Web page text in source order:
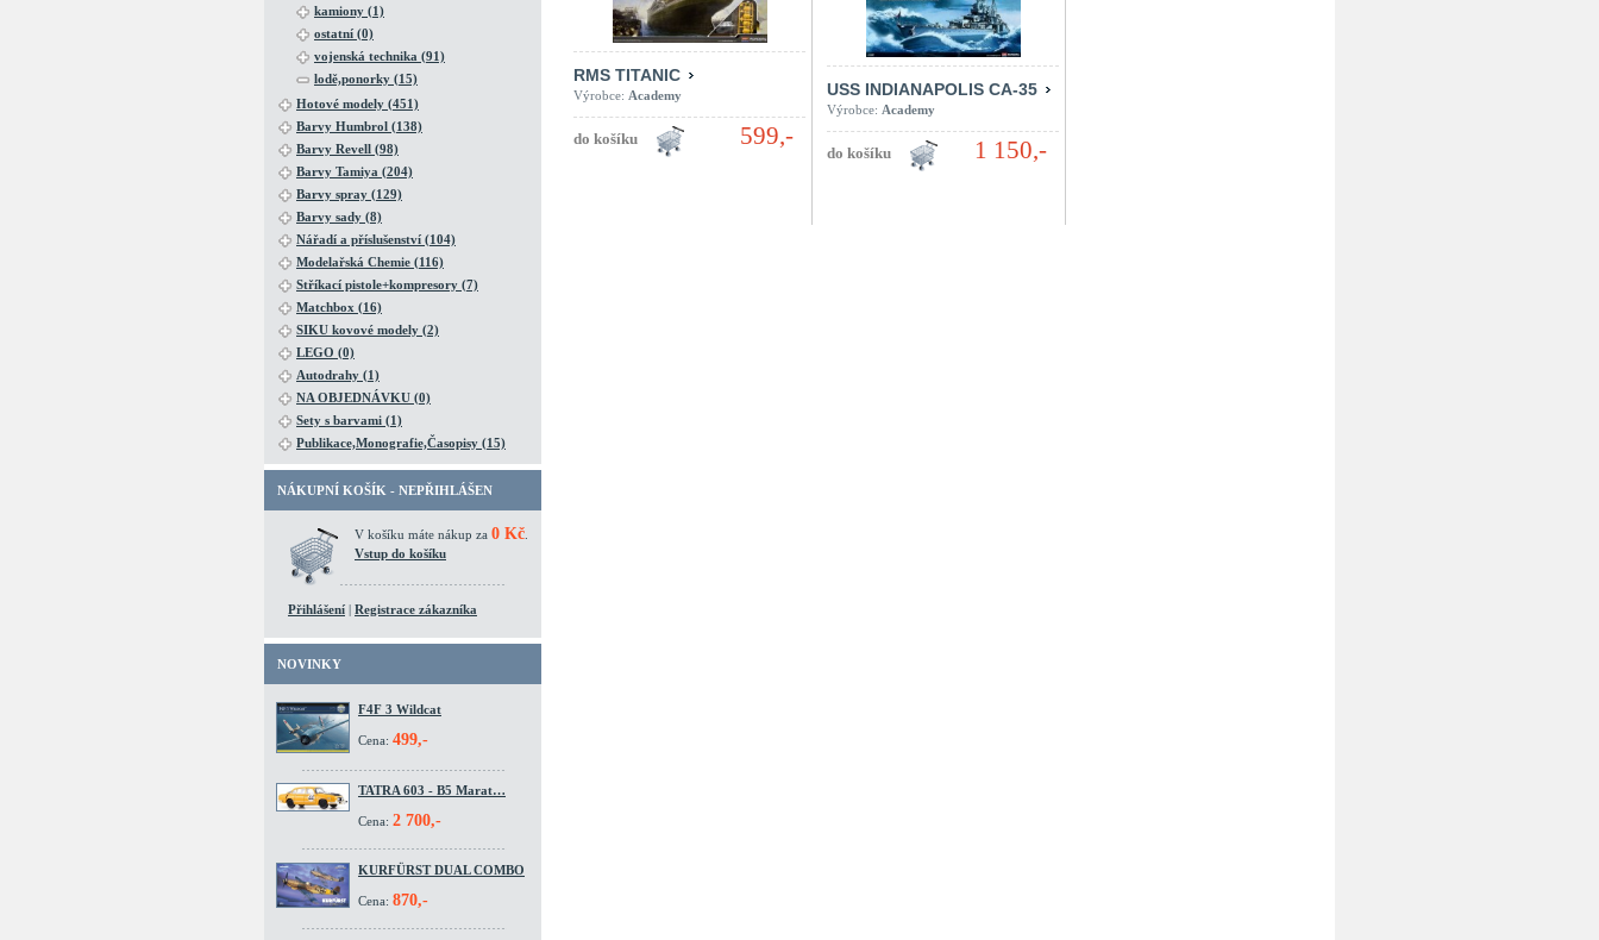
kamiony (1)
ostatní (0)
vojenská technika (91)
lodě,ponorky (15)
Hotové modely (451)
Barvy Humbrol (138)
Barvy Revell (98)
Barvy Tamiya (204)
Barvy spray (129)
Barvy sady (8)
Nářadí a příslušenství (104)
Modelařská Chemie (116)
Stříkací pistole+kompresory (7)
Matchbox (16)
SIKU kovové modely (2)
LEGO (0)
Autodrahy (1)
NA OBJEDNÁVKU (0)
Sety s barvami (1)
Publikace,Monografie,Časopisy (15)
NÁKUPNÍ KOŠÍK - NEPŘIHLÁŠEN
V košíku máte nákup za 0 Kč
Vstup do košíku
Přihlášení | Registrace zákazníka
NOVINKY
F4F 3 Wildcat
Cena: 499,-
TATRA 603 - B5 Marat…
Cena: 2 700,-
KURFÜRST DUAL COMBO
Cena: 870,-
RMS TITANIC
Výrobce: Academy
599,-
USS INDIANAPOLIS CA-35
Výrobce: Academy
1 150,-